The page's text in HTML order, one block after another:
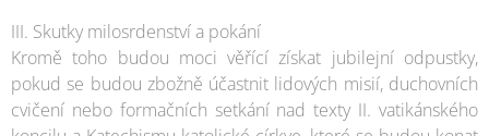
III. Skutky milosrdenství a pokání
Kromě toho budou moci věřící získat jubilejní odpustky,
pokud se budou zbožně účastnit lidových misií, duchovních
cvičení nebo formačních setkání nad texty II. vatikánského